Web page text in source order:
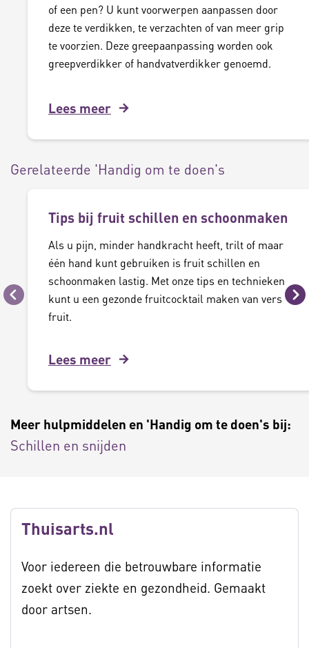
of een pen? U kunt voorwerpen aanpassen door
deze te verdikken, te verzachten of van meer grip
te voorzien. Deze greepaanpassing worden ook
greepverdikker of handvatverdikker genoemd.
Lees meer
Gerelateerde 'Handig om te doen's
Vorige
Tips bij fruit schillen en schoonmaken
Als u pijn, minder handkracht heeft, trilt of maar
één hand kunt gebruiken is fruit schillen en
schoonmaken lastig. Met onze tips en technieken
kunt u een gezonde fruitcocktail maken van vers
fruit.
Lees meer
Meer hulpmiddelen en 'Handig om te doen's bij:
Schillen en snijden
Thuisarts.nl
Voor iedereen die betrouwbare informatie
zoekt over ziekte en gezondheid. Gemaakt
door artsen.